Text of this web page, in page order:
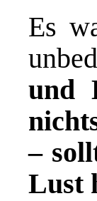
Es
und
–
Lust